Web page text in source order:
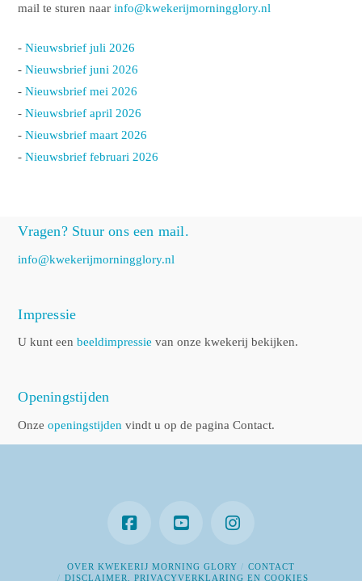
mail te sturen naarinfo@kwekerijmorningglory.nl
-Nieuwsbrief juli 2026
-Nieuwsbrief juni 2026
-Nieuwsbrief mei 2026
-Nieuwsbrief april 2026
-Nieuwsbrief maart 2026
-Nieuwsbrief februari 2026
Vragen? Stuur ons een mail.
info@kwekerijmorningglory.nl
Impressie
U kunt eenbeeldimpressie van onze kwekerij bekijken.
Openingstijden
Onzeopeningstijden vindt u op de pagina Contact.
OVER KWEKERIJ MORNING GLORY
CONTACT
DISCLAIMER, PRIVACYVERKLARING EN COOKIES